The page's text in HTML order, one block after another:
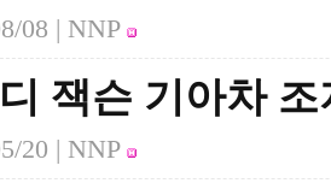
08 | NNP
잭슨 기아차
20 | NNP